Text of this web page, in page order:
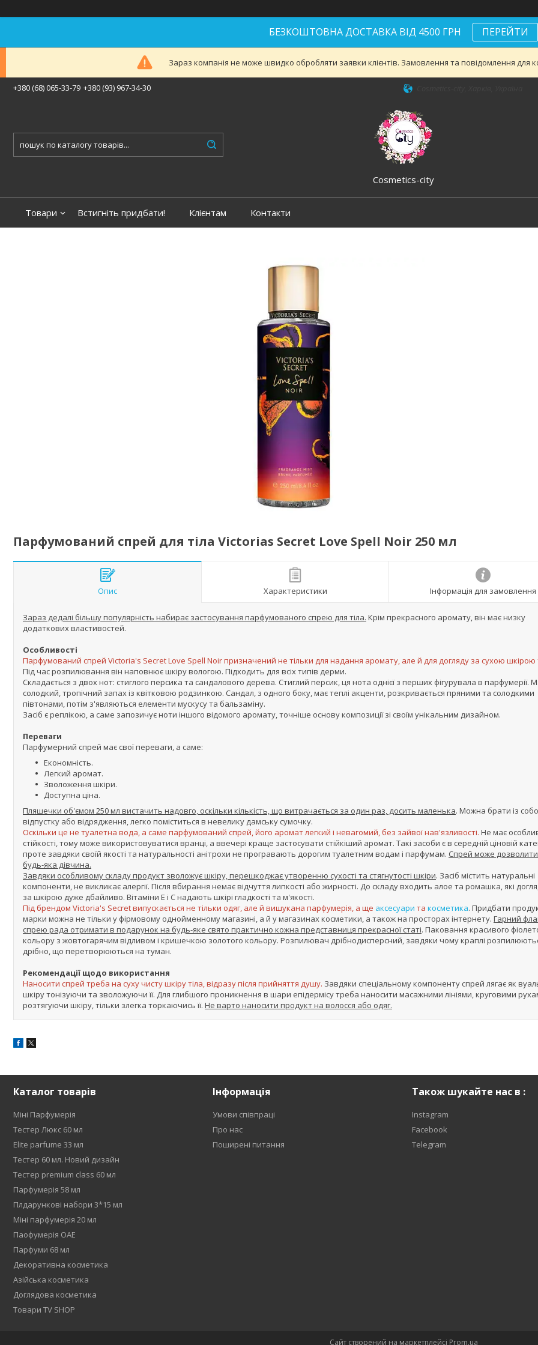
БЕЗКОШТОВНА ДОСТАВКА ВІД 4500 ГРН ПЕРЕЙТИ
Зараз компанія не може швидко обробляти заявки клієнтів. Замовлення та повідомлення для
+380 (68) 065-33-79 +380 (93) 967-34-30
Cosmetics-city
Товари Встигніть придбати! Клієнтам Контакти
Парфумований спрей для тіла Victorias Secret Love Spell Noir 250 мл
Опис Характеристики Інформація для замовлення
Зараз дедалі більшу популярність набирає застосування парфумованого спрею для тіла. Крім прекрасного аромату, він має низку
додаткових властивостей.
Особливості
Парфумований спрей Victoria's Secret Love Spell Noir призначений не тільки для надання аромату, але й для догляду за сухою шкірою
Під час розпилювання він наповнює шкіру вологою. Підходить для всіх типів дерми.
Складається з двох нот: стиглого персика та сандалового дерева. Стиглий персик, ця нота однієї з перших фігурувала в парфумерії.
солодкий, тропічний запах із квітковою родзинкою. Сандал, з одного боку, має теплі акценти, розкривається пряними та солодкими
півтонами, потім з'являються елементи мускусу та бальзаміну.
Засіб є реплікою, а саме запозичує ноти іншого відомого аромату, точніше основу композиції зі своїм унікальним дизайном.
Переваги
Парфумерний спрей має свої переваги, а саме:
Економність.
Легкий аромат.
Зволоження шкіри.
Доступна ціна.
Пляшечки об'ємом 250 мл вистачить надовго, оскільки кількість, що витрачається за один раз, досить маленька. Можна брати із
відпустку або відрядження, легко поміститься в невелику дамську сумочку.
Оскільки це не туалетна вода, а саме парфумований спрей, його аромат легкий і невагомий, без зайвої нав'язливості. Не має
стійкості, тому може використовуватися вранці, а ввечері краще застосувати стійкіший аромат. Такі засоби є в середній ціновій
проте завдяки своїй якості та натуральності анітрохи не програвають дорогим туалетним водам і парфумам. Спрей може дозволити
будь-яка дівчина.
Завдяки особливому складу продукт зволожує шкіру, перешкоджає утворенню сухості та стягнутості шкіри. Засіб містить натуральні
компоненти, не викликає алергії. Після вбирання немає відчуття липкості або жирності. До складу входить алое та ромашка, які
за шкірою дуже дбайливо. Вітаміни Е і С надають шкірі гладкості та м'якості.
Під брендом Victoria's Secret випускається не тільки одяг, але й вишукана парфумерія, а ще аксесуари та косметика. Придбати
марки можна не тільки у фірмовому однойменному магазині, а й у магазинах косметики, а також на просторах інтернету. Гарний
спрею рада отримати в подарунок на будь-яке свято практично кожна представниця прекрасної статі. Паковання красивого
кольору з жовтогарячим відливом і кришечкою золотого кольору. Розпилювач дрібнодисперсний, завдяки чому краплі
дрібно, що перетворюються на туман.
Рекомендації щодо використання
Наносити спрей треба на суху чисту шкіру тіла, відразу після прийняття душу. Завдяки спеціальному компоненту спрей лягає як
шкіру тонізуючи та зволожуючи її. Для глибшого проникнення в шари епідермісу треба наносити масажними лініями, круговими
розтягуючи шкіру, тільки злегка торкаючись її. Не варто наносити продукт на волосся або одяг.
Каталог товарів
Міні Парфумерія
Тестер Люкс 60 мл
Elite parfume 33 мл
Тестер 60 мл. Новий дизайн
Тестер premium class 60 мл
Парфумерія 58 мл
Плдарункові набори 3*15 мл
Міні парфумерія 20 мл
Паофумерія ОАЕ
Парфуми 68 мл
Декоративна косметика
Азійська косметика
Доглядова косметика
Товари TV SHOP
Інформація
Умови співпраці
Про нас
Поширені питання
Також шукайте нас в :
Instagram
Facebook
Telegram
Сайт створений на маркетплейсі Prom.ua